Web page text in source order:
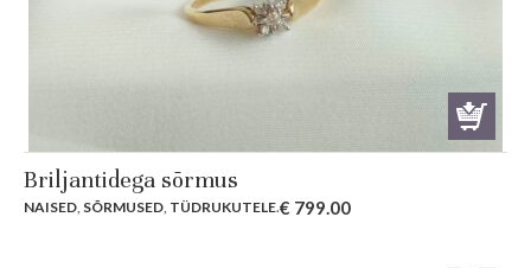
Briljantidega sõrmus
NAISED, SÕRMUSED, TÜDRUKUTELE.€ 799.00